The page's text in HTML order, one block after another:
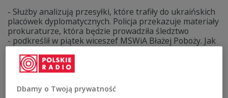
- Służby analizują przesyłki, które trafiły do ukraińskich
placówek dyplomatycznych. Policja przekazuje materiały
prokuraturze, która będzie prowadziła śledztwo
- podkreślił w piątek wiceszef MSWiA Błażej Poboży. Jak
zaznaczył, w przypadku incydentów w Polsce przesyłki
zostały nadane z Niemiec.
Zobacz więcej na temat:
Dbamy o Twoją prywatność